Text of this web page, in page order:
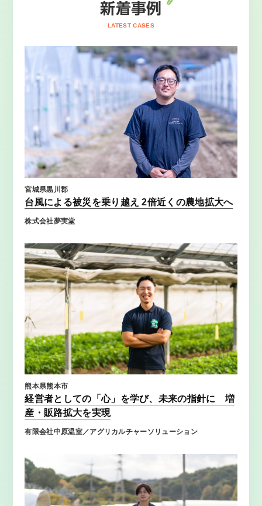
新着事例
LATEST CASES
宮城県黒川郡
台風による被災を乗り越え 2倍近くの農地拡大へ
株式会社夢実堂
熊本県熊本市
経営者としての「心」を学び、未来の指針に 増
産・販路拡大を実現
有限会社中原温室／アグリカルチャーソリューション